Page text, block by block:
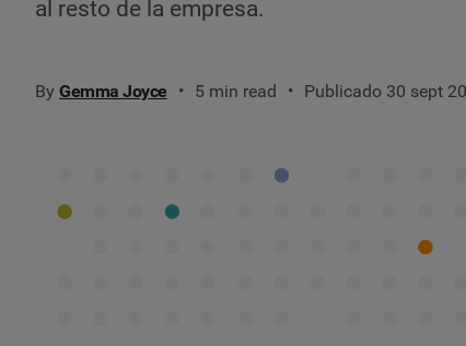
al resto de la empresa.
By Gemma Joyce 5 min read Publicado 30 sept